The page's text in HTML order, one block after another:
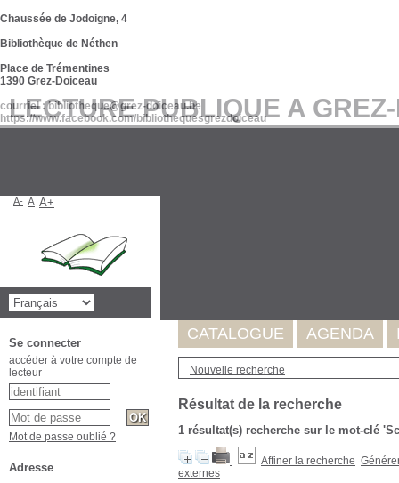
LECTURE PUBLIQUE A
Nouvelle recherche
Résultat de la recherche
1 résultat(s) recherche sur le mot-clé
Affiner la recherche
externes
Chaussée de Jodoigne, 4
Bibliothèque de Néthen
Place de Trémentines
1390 Grez-Doiceau
courriel : bibliotheque@grez-doiceau.be
https://www.facebook.com/bibliothequesgrezdoiceau
CATALOGUE AGENDA
A- A A+
Se connecter
accéder à votre compte de
lecteur
Mot de passe oublié ?
Adresse